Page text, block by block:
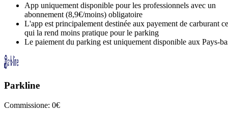
App uniquement disponible pour les professionnels avec un
abonnement (8,9€/moins) obligatoire
L'app est principalement destinée aux payement de carburant ce
qui la rend moins pratique pour le parking
Le paiement du parking est uniquement disponible aux Pays-
Parkline
Commissione: 0€